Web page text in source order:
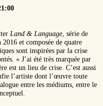
Land & Language, série de
2016 et composée de quatre
sont inspirées par la crise
« J’ai été très marquée par
est un lieu de crise. C’est aussi
l’artiste dont l’œuvre toute
entre les médiums, entre le